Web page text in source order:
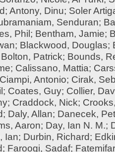
; Antony, Dinu; Soler
Senduran;
Phil ; Bentham, Jamie;
; Blackwood, Douglas;
Bolton, Patrick; Bounds,
; Calissano, Mattia;
Ciampi, Antonio; Cirak,
; Coates, Guy; Collier,
; Craddock, Nick;
; Daly, Allan; Danecek,
Aaron; Day, Ian N. M.;
Ian; Durbin, Richard;
; Faroogi, Sadaf;